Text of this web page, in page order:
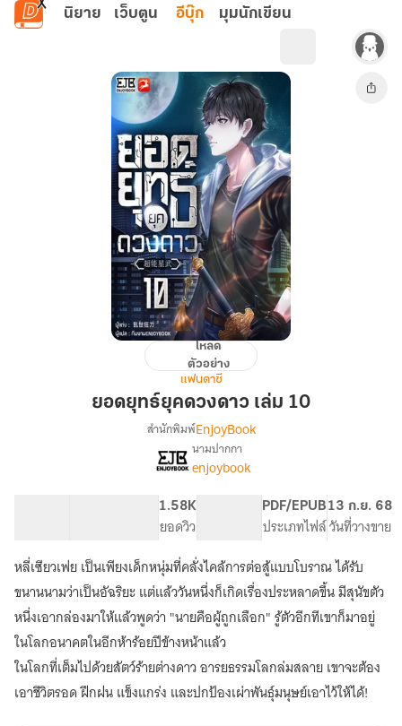
ข้ามไปยังเนื้อหาหลัก
นิยาย เว็บตูน อีบุ๊ก มุมนักเขียน
ยุค
ดวงดาว
โหลด
ตัวอย่าง
แฟนตาซี
ยอดยุทธ์ยุคดวงดาว เล่ม 10
เรื่อง [จบ]
ยอด
สำนักพิมพ์EnjoyBook
นามปากกา
enjoybook
1.58K
ยอดวิว
PDF/EPUB
ประเภทไฟล์
13 ก.ย. 68
วันที่วางขาย
หลี่เซียวเฟย เป็นเพียงเด็กหนุ่มที่คลั่งไคล้การต่อสู้แบบโบราณ ได้รับ
ขนานนามว่าเป็นอัฉริยะ แต่แล้ววันหนึ่งก็เกิดเรื่องประหลาดขึ้น มีสุนัขตัว
หนึ่งเอากล่องมาให้แล้วพูดว่า "นายคือผู้ถูกเลือก" รู้ตัวอีกทีเขาก็มาอยู่
ในโลกอนาคตในอีกห้าร้อยปีข้างหน้าแล้ว
ในโลกที่เต็มไปด้วยสัตว์ร้ายต่างดาว อารยธรรมโลกล่มสลาย เขาจะต้อง
เอาชีวิตรอด ฝึกฝน แข็งแกร่ง และปกป้องเผ่าพันธุ์มนุษย์เอาไว้ให้ได้!